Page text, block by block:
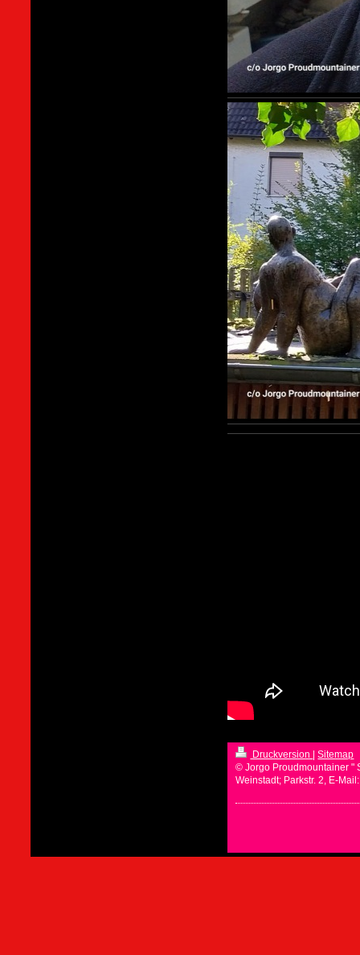
Druckversion | Sitemap
© Jorgo Proudmountainer "
Weinstadt; Parkstr. 2, E-